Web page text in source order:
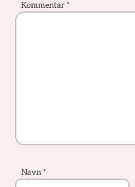
Kommentar *
Navn *